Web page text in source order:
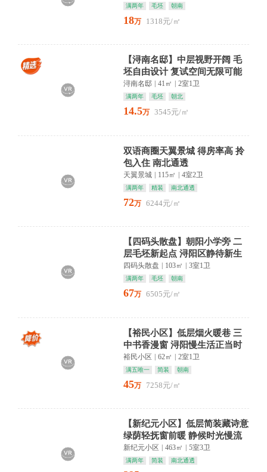
满两年 毛坯 朝南
18万 1318元/㎡
【浔南名邸】中层视野开阔 毛
坯自由设计 复试空间无限可能
浔南名邸 41㎡ 2室1卫
满两年 毛坯 朝北
14.5万 3545元/㎡
双语商圈天翼景城 得房率高 拎
包入住 南北通透
天翼景城 | 115㎡ | 4室2卫
满两年 精装 南北通透
72万 6244元/㎡
【四码头散盘】朝阳小学旁 二
层毛坯新起点 浔阳区静待新生
活
四码头散盘 103㎡ 3室1卫
满两年 毛坯 朝南
67万 6505元/㎡
【裕民小区】低层烟火暖巷 三
中书香漫窗 浔阳慢生活正当时
裕民小区 | 62㎡ | 2室1卫
满五唯一 简装 朝南
45万 7258元/㎡
【新纪元小区】低层简装藏诗意
绿荫轻抚窗前暖 静候时光慢流
淌
新纪元小区 463㎡ 5室3卫
满两年 简装 南北通透